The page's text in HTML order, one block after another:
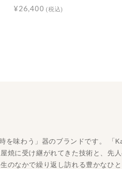
¥26,400 (税込)
を味わう」器のブランドです。
焼に受け継がれてきた技術と、先
のなかで繰り返し訪れる豊かなひ